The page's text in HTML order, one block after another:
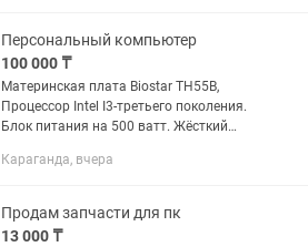
Персональный компьютер
100 000 ₸
Материнская плата Biostar TH55B,
Процессор Intel I3-третьего поколения.
Блок питания на 500 ватт. Жёсткий
мб,DVD-RW, оперативная память 7 Гб-
Караганда, вчера
Продам запчасти для пк
13 000 ₸